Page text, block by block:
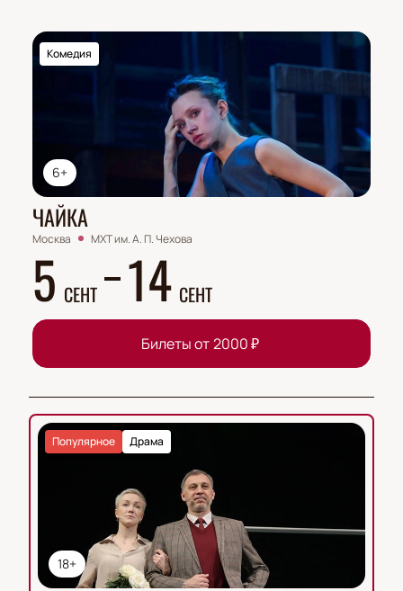
6+
Комедия
ЧАЙКА
Москва МХТ им. А. П. Чехова
5 СЕНТ 14 СЕНТ
Билеты от 2000₽
18+
Драма
Популярное